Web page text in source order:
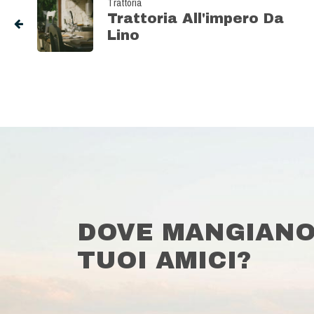
Trattoria All'impero Da
Lino
DOVE
TUOI AMICI?